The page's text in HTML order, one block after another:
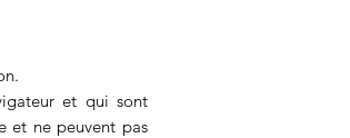
et qui sont
et ne peuvent pas